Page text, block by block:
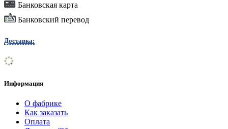
Банковская карта
Банковский перевод
Доставка:
Информация
О фабрике
Как заказать
Оплата